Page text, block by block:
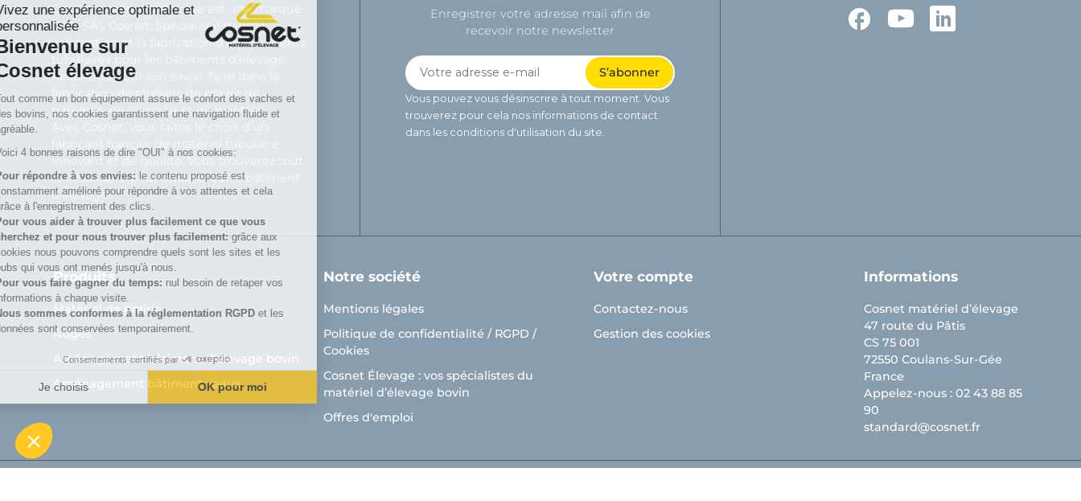
Vivez une expérience optimale et
personnalisée
Bienvenue sur
Cosnet élevage
Tout comme un bon équipement assure le confort des vaches et
des bovins, nos cookies garantissent une navigation fluide et
agréable.
Voici 4 bonnes raisons de dire "OUI" à nos cookies:
Pour répondre à vos envies:le contenu proposé est
constamment amélioré pour répondre à vos attentes et cela
grâce à l'enregistrement des clics.
Pour vous aider à trouver plus facilement ce que vous
cherchez et pour nous trouver plus facilement:grâce aux
cookies nous pouvons comprendre quels sont les sites et les
pubs qui vous ont menés jusqu'à nous.
Pour vous faire gagner du temps:nul besoin de retaper vos
informations à chaque visite.
Nous sommes conformes à la réglementation RGPD
données sont conservées temporairement.
Consentements certifiés par
Je choisis
OK pour moi
Plateforme de Gestion du Consentement : Personnalisez vos Options
Notre plateforme vous permet d'adapter et de gérer vos paramètres de confidentialité, en garantissant la conformité avec les réglementations. Personnalisez vos préférences pour contrôler la manière dont
Cosnet matériel d’élevage est une marque
de la SAS Cosnet. Spécialisée dans la
conception et la fabrication d’équipements
tubulaires pour les bâtiments d’élevage.
Reconnue pour son savoir-faire dans la
fabrication de râteliers de prairie de
barrières, de cornadis et de logettes.
Avec Cosnet, vous faîtes le choix d’un
fabricant français de matériel tubulaire
innovant et de qualité. Vous trouverez tout
le nécessaire pour équiper votre bâtiment
d’élevage.
Enregistrer votre adresse mail afin de
recevoir notre newsletter
Vous pouvez vous désinscrire à tout moment. Vous
trouverez pour cela nos informations de contact
dans les conditions d'utilisation du site.
Produits
Matériel de prairie
Auges
Aménagement bâtiment d'élevage bovin
Aménagement bâtiment veaux
Notre société
Mentions légales
Politique de confidentialité / RGPD /
Cookies
Cosnet Élevage : vos spécialistes du
matériel d’élevage bovin
Offres d'emploi
Votre compte
Contactez-nous
Gestion des cookies
Informations
Cosnet matériel d’élevage
47 route du Pâtis
CS 75 001
72550 Coulans-Sur-Gée
France
Appelez-nous : 02 43 88 85
90
standard@cosnet.fr